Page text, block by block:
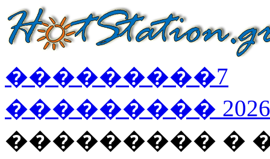
���������7
��������� 2026
��������� �